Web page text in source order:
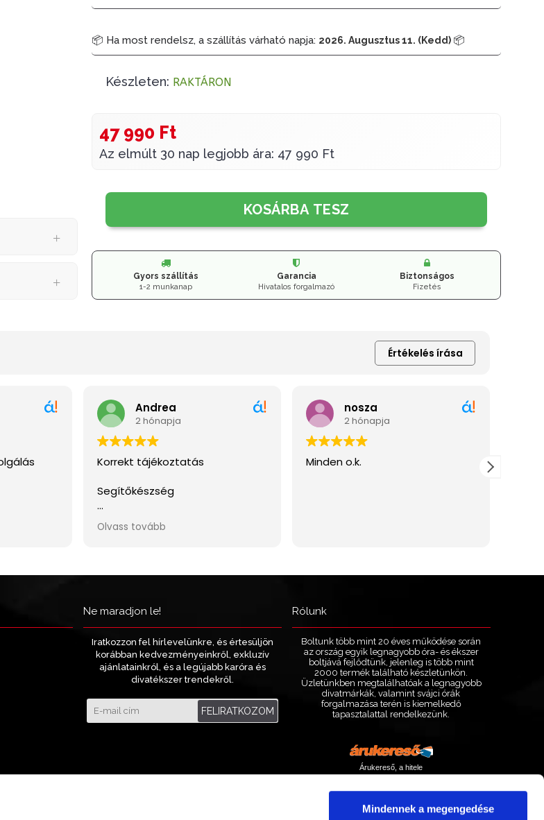
Mindennek a megengedése
📦 Ha most rendelsz, a szállítás várható napja: 2026. Augusztus 11. (Kedd) 📦
Készleten: RAKTÁRON
47 990 Ft
Az elmúlt 30 nap legjobb ára: 47 990 Ft
KOSÁRBA TESZ
Gyors szállítás
1-2 munkanap
Garancia
Hivatalos forgalmazó
Biztonságos
Fizetés
Ne maradjon le!
Iratkozzon fel hírlevelünkre, és értesüljön
korábban kedvezményeinkről, exkluzív
ajánlatainkról, és a legújabb karóra és
divatékszer trendekről.
FELIRATKOZOM
Rólunk
Boltunk több mint 20 éves működése során
az ország egyik legnagyobb óra- és ékszer
boltjává fejlődtünk, jelenleg is több mint
2000 termék található készletünkön.
Üzletünkben megtalálhatóak a legnagyobb
divatmárkák, valamint svájci órák
forgalmazása terén is kiemelkedő
tapasztalattal rendelkezünk.
Árukereső, a hitele